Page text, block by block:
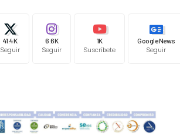
41.4K
Seguir
6.6K
Seguir
1K
Suscríbete
Google News
Seguir